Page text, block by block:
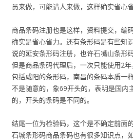
员来做，可能请人来做，这样确实省心省
商品条码注册也是这样，资料提交，编
确实是省心省力。还有条形码是有些知
说的延安条形码注册，也许石嘴山条形
但是商品条码代理后，一次只能使用2年
包括咸阳的条形码，南昌的条码本质一
不是随意的，象69开头的，表明是国内
的，开头的条码是不同的。
结尾一位为检验码，这个是不确定前面
石城条形码商品条码也有很多知识点，